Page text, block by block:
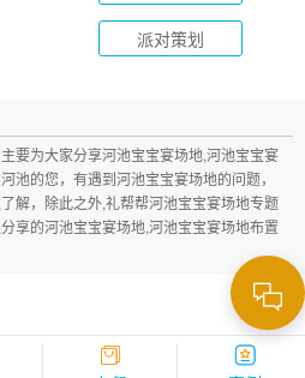
派对策划
要为大家分享河池宝宝宴场地,河池宝宝宴
池的您，有遇到河池宝宝宴场地的问题，
解，除此之外,礼帮帮河池宝宝宴场地专题
享的河池宝宝宴场地,河池宝宝宴场地布置